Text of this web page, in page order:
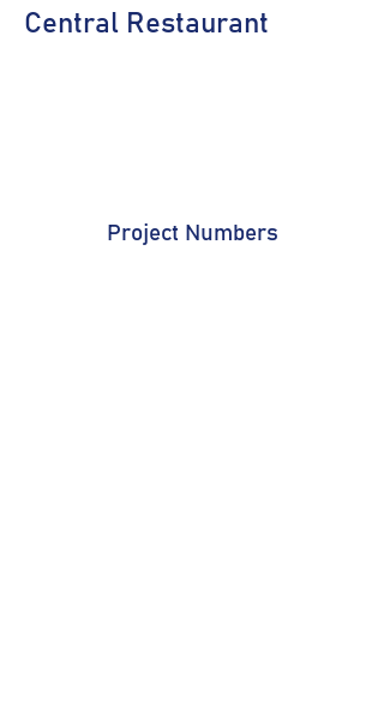
Central Restaurant
Project Numbers